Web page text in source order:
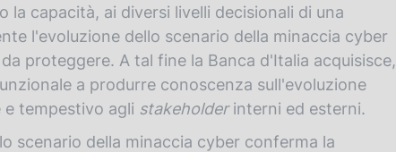
la capacità, ai diversi livelli decisionali di una
l'evoluzione dello scenario della minaccia cyber
proteggere. A tal fine la Banca d'Italia acquisisce,
a produrre conoscenza sull'evoluzione
tempestivo agli stakeholderinterni ed esterni.
scenario della minaccia cyber conferma la